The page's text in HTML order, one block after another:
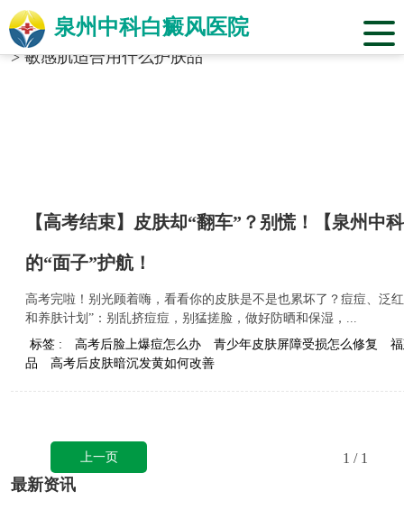
泉州中科白癜风医院
当前位置：福建省泉州市中科白癜风医院
标签合辑
>敏感肌适合用什么护肤品
【高考结束】皮肤却“翻车”？别慌！【泉州中
的“面子”护航！
高考完啦！别光顾着嗨，看看你的皮肤是不是也累坏了？痘痘、
和养肤计划”：别乱挤痘痘，别猛搓脸，做好防晒和保湿，...
标签 :
高考后脸上爆痘怎么办 青少年皮肤屏障受损怎么修复
品
高考后皮肤暗沉发黄如何改善
上一页 1 / 1
最新资讯